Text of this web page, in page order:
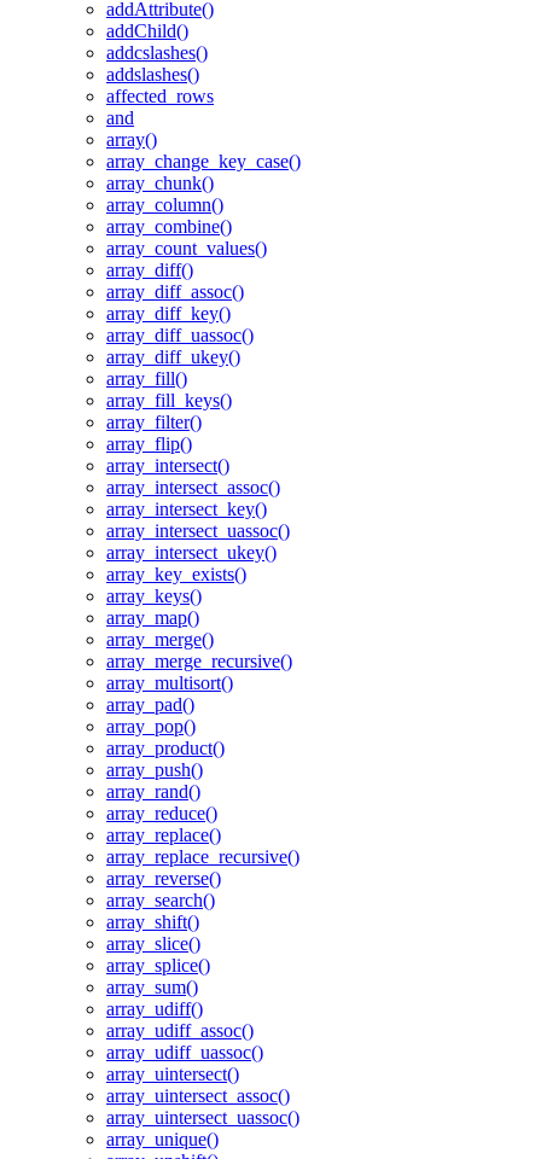
addAttribute()
addChild()
addcslashes()
addslashes()
affected_rows
and
array()
array_change_key_case()
array_chunk()
array_column()
array_combine()
array_count_values()
array_diff()
array_diff_assoc()
array_diff_key()
array_diff_uassoc()
array_diff_ukey()
array_fill()
array_fill_keys()
array_filter()
array_flip()
array_intersect()
array_intersect_assoc()
array_intersect_key()
array_intersect_uassoc()
array_intersect_ukey()
array_key_exists()
array_keys()
array_map()
array_merge()
array_merge_recursive()
array_multisort()
array_pad()
array_pop()
array_product()
array_push()
array_rand()
array_reduce()
array_replace()
array_replace_recursive()
array_reverse()
array_search()
array_shift()
array_slice()
array_splice()
array_sum()
array_udiff()
array_udiff_assoc()
array_udiff_uassoc()
array_uintersect()
array_uintersect_assoc()
array_uintersect_uassoc()
array_unique()